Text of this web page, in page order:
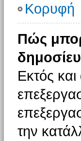
Κορυφή
Πώς
Εκτός και
την